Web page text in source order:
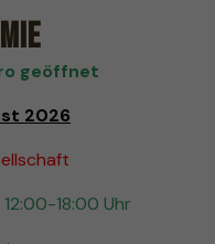
geöffnet
2026
18:00 Uhr